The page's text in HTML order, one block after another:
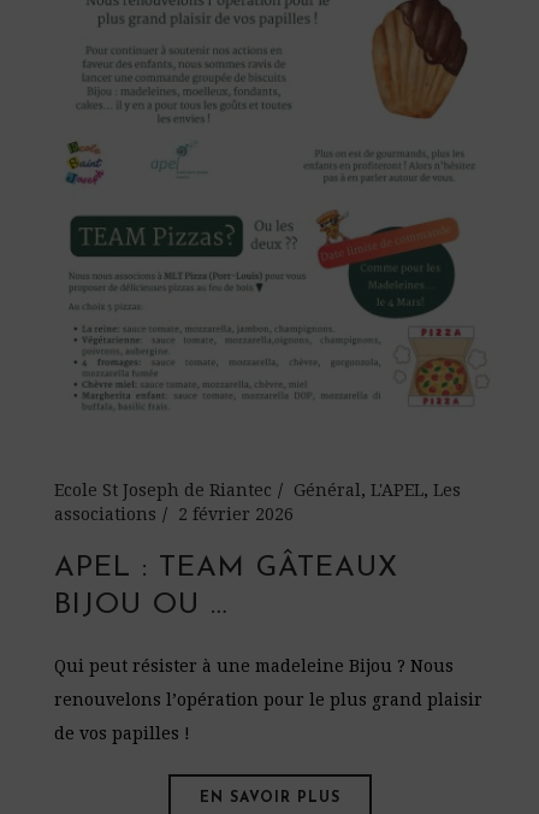
Ecole St Joseph de Riantec Général, L'APEL, Les
associations
2 février 2026
APEL : TEAM GÂTEAUX
BIJOU OU …
Qui peut résister à une madeleine Bijou ? Nous
renouvelons l’opération pour le plus grand plaisir
de vos papilles !
EN SAVOIR PLUS